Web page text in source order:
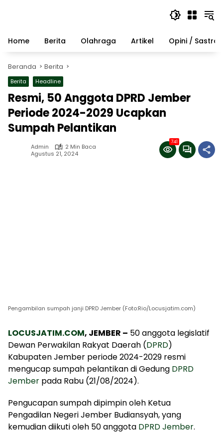
Home
Berita Olahraga Artikel Opini / Sastra
Beranda Berita
Berita Headline
Resmi, 50 Anggota DPRD Jember
Periode 2024-2029 Ucapkan
Sumpah Pelantikan
Admin
2 Min Baca
Agustus 21, 2024
741
Pengambilan sumpah janji DPRD Jember (Foto:Rio/Locusjatim.com)
LOCUSJATIM.COM, JEMBER – 50 anggota legislatif
Dewan Perwakilan Rakyat Daerah (DPRD)
Kabupaten Jember periode 2024-2029 resmi
mengucap sumpah pelantikan di Gedung DPRD
Jember pada Rabu (21/08/2024).
Pengucapan sumpah dipimpin oleh Ketua
Pengadilan Negeri Jember Budiansyah, yang
kemudian diikuti oleh 50 anggota DPRD Jember.